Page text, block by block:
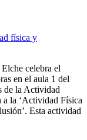
física y
celebra el
en el aula 1 del
de la Actividad
a la ‘Actividad Física
Esta actividad